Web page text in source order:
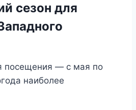
сезон для
посещения — с мая по
наиболее